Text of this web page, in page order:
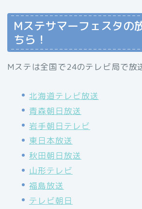
Mステサマーフェスタの
ちら！
Mステは全国で24のテレビ局で放
北海道テレビ放送
青森朝日放送
岩手朝日テレビ
東日本放送
秋田朝日放送
山形テレビ
福島放送
テレビ朝日